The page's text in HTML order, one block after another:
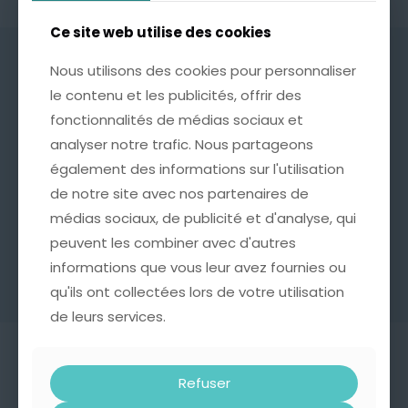
Commandes, retours et livraisons
Quelle est votre politique de retour ?
Quels sont les délais de livraison ?
Où puis-je retrouver ma facture ?
Mon compte et mes points de
Ce site web utilise des cookies
Nous utilisons des cookies pour personnaliser
le contenu et les publicités, offrir des
fonctionnalités de médias sociaux et
analyser notre trafic. Nous partageons
également des informations sur l'utilisation
de notre site avec nos partenaires de
médias sociaux, de publicité et d'analyse, qui
peuvent les combiner avec d'autres
informations que vous leur avez fournies ou
qu'ils ont collectées lors de votre utilisation
de leurs services.
Refuser
Ce site web utilise des cookies
Nous utilisons des cookies pour personnaliser
le contenu et les publicités, offrir des
fonctionnalités de médias sociaux et
analyser notre trafic. Nous partageons
également des informations sur l'utilisation
de notre site avec nos partenaires de
médias sociaux, de publicité et d'analyse, qui
peuvent les combiner avec d'autres
informations que vous leur avez fournies ou
qu'ils ont collectées lors de votre utilisation
de leurs services.
Refuser